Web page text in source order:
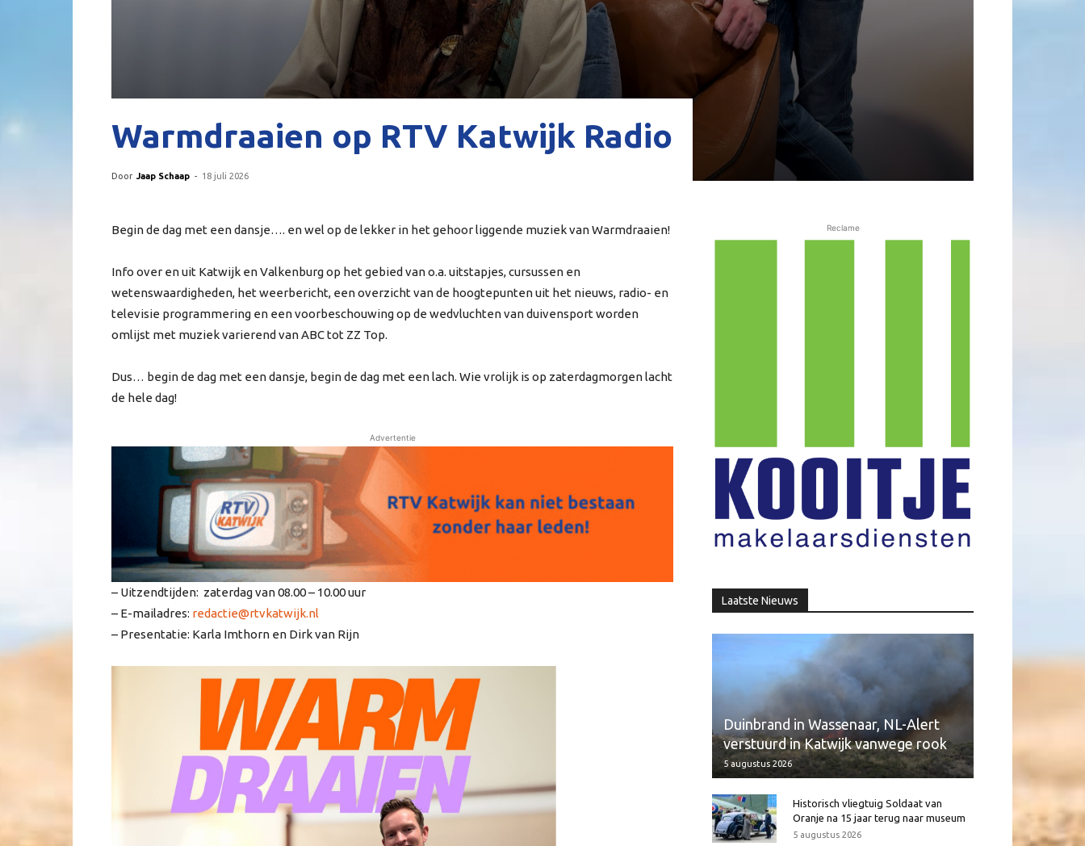
Warmdraaien op RTV Katwijk Radio
Door Jaap Schaap - 18 juli 2026
Begin de dag met een dansje…. en wel op de lekker in het gehoor liggende muziek van Warmdraaien!
Info over en uit Katwijk en Valkenburg op het gebied van o.a. uitstapjes, cursussen en
wetenswaardigheden, het weerbericht, een overzicht van de hoogtepunten uit het nieuws, radio- en
televisie programmering en een voorbeschouwing op de wedvluchten van duivensport worden
omlijst met muziek varierend van ABC tot ZZ Top.
Dus… begin de dag met een dansje, begin de dag met een lach. Wie vrolijk is op zaterdagmorgen lacht
de hele dag!
Advertentie
– Uitzendtijden: zaterdag van 08.00 – 10.00 uur
– E-mailadres: redactie@rtvkatwijk.nl
– Presentatie: Karla Imthorn en Dirk van Rijn
Reclame
Laatste Nieuws
Duinbrand in Wassenaar, NL-Alert
verstuurd in Katwijk vanwege rook
5 augustus 2026
Historisch vliegtuig Soldaat van
Oranje na 15 jaar terug naar museum
5 augustus 2026